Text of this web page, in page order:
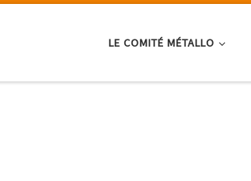
LE COMITÉ MÉTALLO